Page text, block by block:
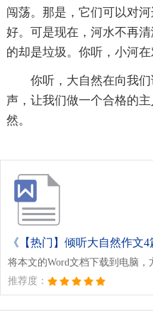
闯荡。那是，它们可以对
好。可是现在，河水不再
的却是垃圾。你听，小河
你听，大自然在向我
声，让我们做一个合格的
然。
《【热门】倾听大自然作文4
将本文的Word文档下载到电脑，
推荐度：